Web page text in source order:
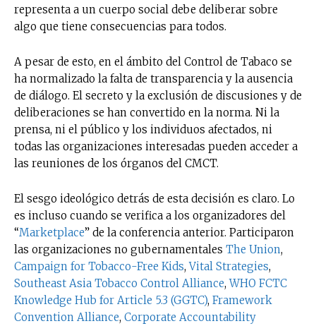
representa a un cuerpo social debe deliberar sobre
algo que tiene consecuencias para todos.
A pesar de esto, en el ámbito del Control de Tabaco se
ha normalizado la falta de transparencia y la ausencia
de diálogo. El secreto y la exclusión de discusiones y de
deliberaciones se han convertido en la norma. Ni la
prensa, ni el público y los individuos afectados, ni
todas las organizaciones interesadas pueden acceder a
las reuniones de los órganos del CMCT.
El sesgo ideológico detrás de esta decisión es claro. Lo
es incluso cuando se verifica a los organizadores del
“Marketplace” de la conferencia anterior. Participaron
las organizaciones no gubernamentales The Union,
Campaign for Tobacco-Free Kids,Vital Strategies,
Southeast Asia Tobacco Control Alliance,WHO FCTC
Knowledge Hub for Article 5.3 (GGTC), Framework
Convention Alliance, Corporate Accountability